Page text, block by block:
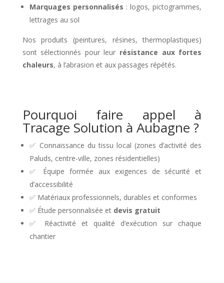
Marquages personnalisés : logos, pictogrammes,
lettrages au sol
Nos produits (peintures, résines, thermoplastiques)
sont sélectionnés pour leur résistance aux fortes
chaleurs, à l’abrasion et aux passages répétés.
Pourquoi faire appel à
Tracage Solution à Aubagne ?
✅ Connaissance du tissu local (zones d’activité des
Paluds, centre-ville, zones résidentielles)
✅ Équipe formée aux exigences de sécurité et
d’accessibilité
✅ Matériaux professionnels, durables et conformes
✅ Étude personnalisée et devis gratuit
✅ Réactivité et qualité d’exécution sur chaque
chantier